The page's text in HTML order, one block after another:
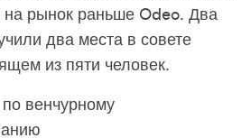
на рынок раньше Odeo. Два
два места в совете
из пяти человек.